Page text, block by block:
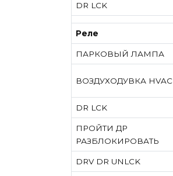
DR LCK
Реле
ПАРКОВЫЙ ЛАМПА
ВОЗДУХОДУВКА HVAC
DR LCK
ПРОЙТИ ДР
РАЗБЛОКИРОВАТЬ
DRV DR UNLCK